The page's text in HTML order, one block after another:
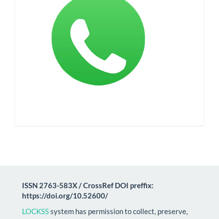
ISSN 2763-583X / CrossRef DOI preffix:
https://doi.org/10.52600/
LOCKSSsystem has permission to collect, preserve,